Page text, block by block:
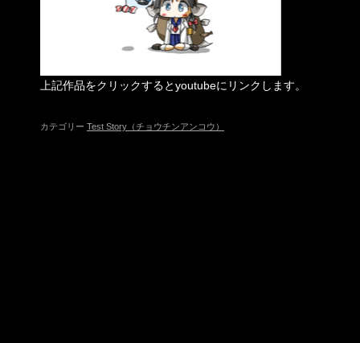
上記作品をクリックするとyoutubeにリンクします。
カテゴリー Test Story（チョウチンアンコウ）